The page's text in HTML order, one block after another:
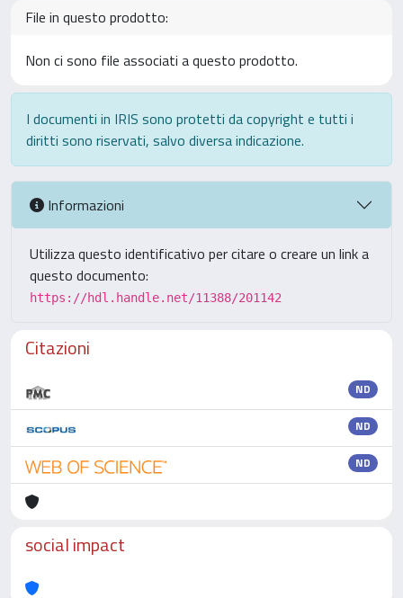
File in questo prodotto:
Non ci sono file associati a questo prodotto.
I documenti in IRIS sono protetti da copyright e tutti i
diritti sono riservati, salvo diversa indicazione.
Informazioni
Utilizza questo identificativo per citare o creare un link a
questo documento:
https://hdl.handle.net/11388/201142
Citazioni
ND
ND
ND
social impact